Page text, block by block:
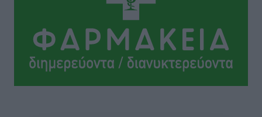
Σι Τζέι Χάρις: «Να πανηγυρίσουμε πολλές νίκες μαζί»
Αθλητικά • πριν 15 ώρες
Ροδήλιος: Ο απολογισμός από το Πανελλήνιο
Πρωτάθλημα Πίστας